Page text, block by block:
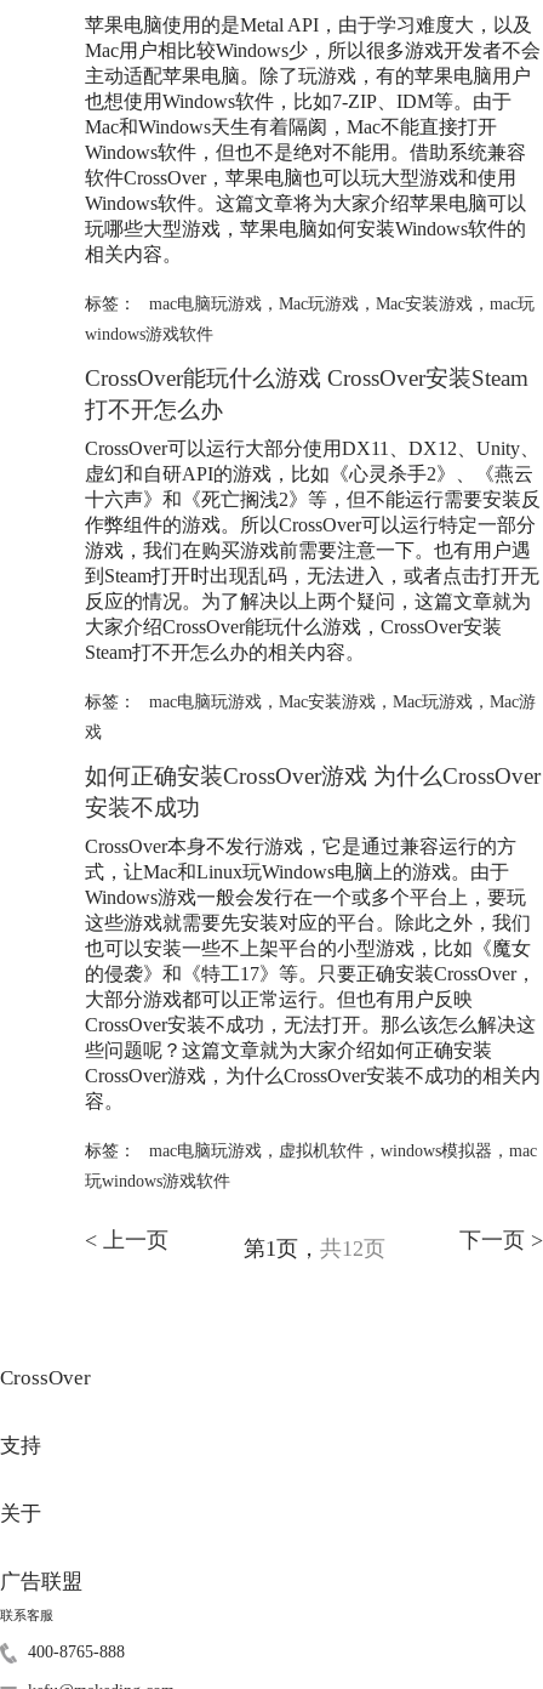
苹果电脑使用的是Metal API，由于学习难度大，以及
Mac用户相比较Windows少，所以很多游戏开发者不会
主动适配苹果电脑。除了玩游戏，有的苹果电脑用户
也想使用Windows软件，比如7-ZIP、IDM等。由于
Mac和Windows天生有着隔阂，Mac不能直接打开
Windows软件，但也不是绝对不能用。借助系统兼容
软件CrossOver，苹果电脑也可以玩大型游戏和使用
Windows软件。这篇文章将为大家介绍苹果电脑可以
玩哪些大型游戏，苹果电脑如何安装Windows软件的
相关内容。
标签： mac电脑玩游戏， Mac玩游戏， Mac安装游戏， mac玩
windows游戏软件
CrossOver能玩什么游戏 CrossOver安装Steam
打不开怎么办
CrossOver可以运行大部分使用DX11、DX12、Unity、
虚幻和自研API的游戏，比如《心灵杀手2》、《燕云
十六声》和《死亡搁浅2》等，但不能运行需要安装反
作弊组件的游戏。所以CrossOver可以运行特定一部分
游戏，我们在购买游戏前需要注意一下。也有用户遇
到Steam打开时出现乱码，无法进入，或者点击打开无
反应的情况。为了解决以上两个疑问，这篇文章就为
大家介绍CrossOver能玩什么游戏，CrossOver安装
Steam打不开怎么办的相关内容。
标签： mac电脑玩游戏， Mac安装游戏， Mac玩游戏， Mac游
戏
如何正确安装CrossOver游戏 为什么CrossOver
安装不成功
CrossOver本身不发行游戏，它是通过兼容运行的方
式，让Mac和Linux玩Windows电脑上的游戏。由于
Windows游戏一般会发行在一个或多个平台上，要玩
这些游戏就需要先安装对应的平台。除此之外，我们
也可以安装一些不上架平台的小型游戏，比如《魔女
的侵袭》和《特工17》等。只要正确安装CrossOver，
大部分游戏都可以正常运行。但也有用户反映
CrossOver安装不成功，无法打开。那么该怎么解决这
些问题呢？这篇文章就为大家介绍如何正确安装
CrossOver游戏，为什么CrossOver安装不成功的相关内
容。
标签： mac电脑玩游戏， 虚拟机软件， windows模拟器 ， mac
玩windows游戏软件
< 上一页 第1页， 共12页 下一页 >
CrossOver
支持
关于
广告联盟
联系客服
400-8765-888